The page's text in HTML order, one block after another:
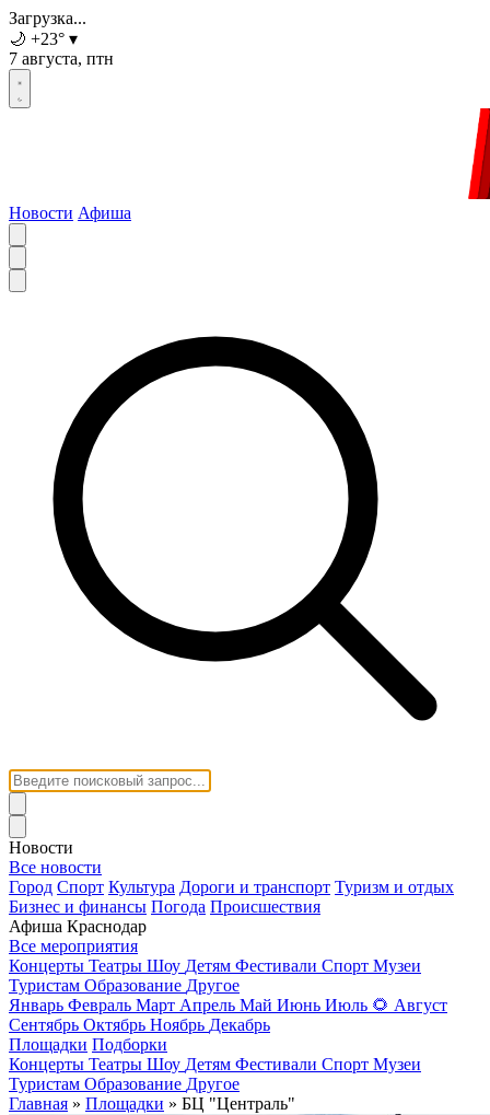
Загрузка...
🌙 +23° ▾
7 августа, птн
Новости Афиша
Новости
Все новости
Город Спорт Культура Дороги и транспорт Туризм и отдых
Бизнес и финансы Погода Происшествия
Афиша Краснодар
Все мероприятия
Концерты Театры Шоу Детям Фестивали Спорт Музеи
Туристам Образование Другое
Январь Февраль Март Апрель Май Июнь Июль 🌻 Август
Сентябрь Октябрь Ноябрь Декабрь
Площадки Подборки
Концерты Театры Шоу Детям Фестивали Спорт Музеи
Туристам Образование Другое
Главная » Площадки » БЦ "Централь"